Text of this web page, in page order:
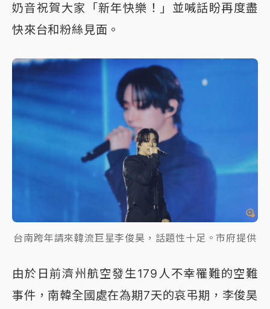
奶音祝賀大家「新年快樂！」並喊話盼再度盡
快來台和粉絲見面。
台南跨年請來韓流巨星李俊昊，話題性十足。市府提供
由於日前濟州航空發生179人不幸罹難的空難
事件，南韓全國處在為期7天的哀弔期，李俊昊